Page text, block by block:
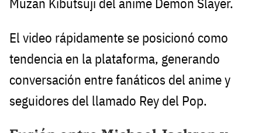
Muzan Kibutsuji del anime Demon Slayer.
El video rápidamente se posicionó como
tendencia en la plataforma, generando
conversación entre fanáticos del anime y
seguidores del llamado Rey del Pop.